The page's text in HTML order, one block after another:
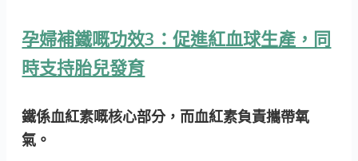
孕婦補鐵嘅功效3：促進紅血球生產，同
時支持胎兒發育
鐵係血紅素嘅核心部分，而血紅素負責攜帶氧
氣。